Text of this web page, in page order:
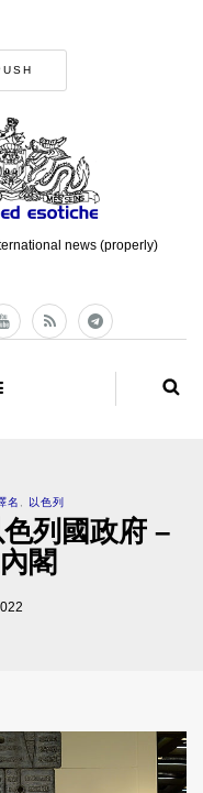
news (properly)
名 以色列
列國政府 –
閣